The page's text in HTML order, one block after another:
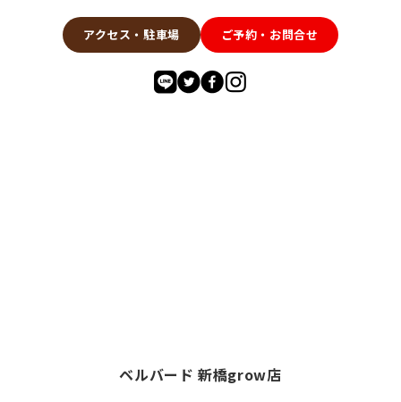
アクセス・駐車場 ご予約・お問合せ
ベルバード 新橋grow店